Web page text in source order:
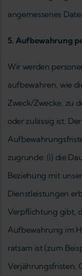
angemessenes
5. Aufbewahrung
Wir werden
aufbewahren, wie
Zweck/Zwecke, zu
oder zulässig ist.
zugrunde: (i) die
Beziehung mit
Dienstleistungen
Verpflichtung gibt,
Aufbewahrung im
ratsam ist (zum
Verjährungsfristen,